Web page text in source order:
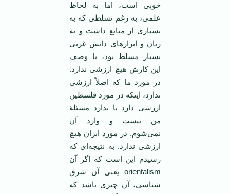
خوبی است، اما به لحاظ
علمی، به رغم تسلطی که به
بسیاری از منابع داشت و به
زبان و ابزارهای دانش غربی
بسیار مسلط بود، با وصف
این کارش هیچ ارزشی ندارد.
در مورد ما که اصلاّ ارزشی
ندارد، اینکه در مورد فلسطین
ارزشی دارد یا ندارد مسئلۀ
من نیست و وارد آن
نمی‌شوم. در مورد ایران هیچ
ارزشی ندارد. به نتیجه‌ای که
رسیدم این است که اگر آن
orientalism یعنی آن شرق
شناسی، آن چیزی باشد که